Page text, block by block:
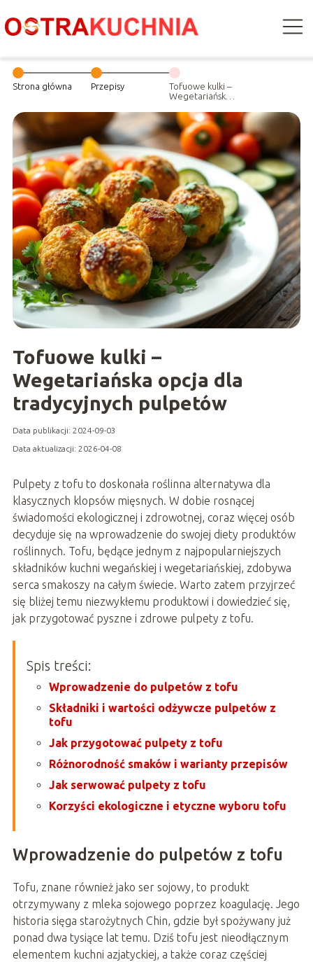
Strona główna Przepisy
Tofuowe kulki –
Wegetariańska
tradycyjnych
pulpetów
Tofuowe kulki –
Wegetariańska opcja dla
tradycyjnych pulpetów
Data publikacji: 2024-09-03
Data aktualizacji: 2026-04-08
Pulpety z tofu to doskonała roślinna alternatywa dla
klasycznych klopsów mięsnych. W dobie rosnącej
świadomości ekologicznej i zdrowotnej, coraz więcej osób
decyduje się na wprowadzenie do swojej diety produktów
roślinnych. Tofu, będące jednym z najpopularniejszych
składników kuchni wegańskiej i wegetariańskiej, zdobywa
serca smakoszy na całym świecie. Warto zatem przyjrzeć
się bliżej temu niezwykłemu produktowi i dowiedzieć się,
jak przygotować pyszne i zdrowe pulpety z tofu.
Spis treści:
Wprowadzenie do pulpetów z tofu
Składniki i wartości odżywcze pulpetów z
tofu
Jak przygotować pulpety z tofu
Różnorodność smaków i warianty przepisów
Jak serwować pulpety z tofu
Korzyści ekologiczne i etyczne wyboru tofu
Wprowadzenie do pulpetów z tofu
Tofu, znane również jako ser sojowy, to produkt
otrzymywany z mleka sojowego poprzez koagulację. Jego
historia sięga starożytnych Chin, gdzie był spożywany już
ponad dwa tysiące lat temu. Dziś tofu jest nieodłącznym
elementem kuchni azjatyckiej, a także coraz częściej